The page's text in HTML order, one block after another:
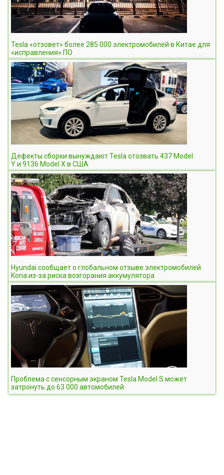
Tesla «отзовет» более 285 000 электромобилей в Китае для
«исправления» ПО
Дефекты сборки вынуждают Tesla отозвать 437 Model
Y и 9136 Model X в США
Hyundai сообщает о глобальном отзыве электромобилей
Kona из-за риска возгорания аккумулятора
Проблема с сенсорным экраном Tesla Model S может
затронуть до 63 000 автомобилей